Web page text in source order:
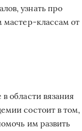
узнать про
мастер-классам от
области вязания
состоит в том,
им развить